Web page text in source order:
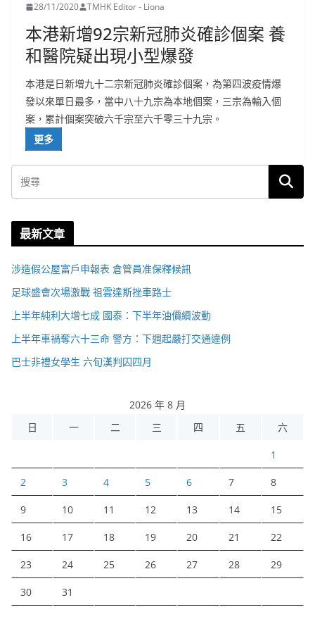
28/11/2020 TMHK Editor - Liona
本港新增92宗新冠肺炎確診個案 養
和醫院疑出現小型爆發
本港是日新增九十二宗新冠肺炎確診個案，為第四波疫情爆
發以來單日最多，當中八十九宗為本地個案，三宗為輸入個
案，累計個案突破六千宗至六千零三十九宗。
更多
最新文章
涉造假公屋富戶申報表 倉管員准保釋候訊
足球盛會次場激戰 祖雲達斯挫車路士
上半年純利大增七成 國泰：下半年油價續波動
上半年車禍奪六十三命 警方：下週起嚴打交通違例
巴士非禮女學生 六旬漢判囚四月
2026 年 8 月
日
一 二 三 四 五 六
1
2 3 4 5 6 7 8
9 10 11 12 13 14 15
16 17 18 19 20 21 22
23 24 25 26 27 28 29
30 31